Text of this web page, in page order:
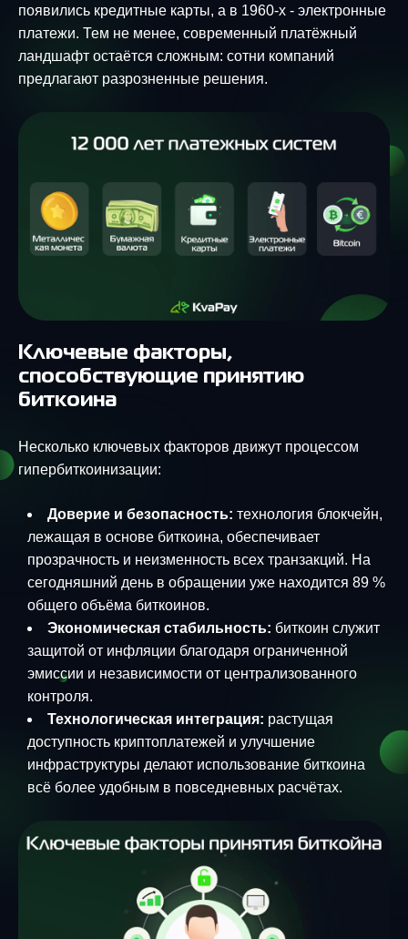
появились кредитные карты, а в 1960-х - электронные
платежи. Тем не менее, современный платёжный
ландшафт остаётся сложным: сотни компаний
предлагают разрозненные решения.
Ключевые факторы,
способствующие принятию
биткоина
Несколько ключевых факторов движут процессом
гипербиткоинизации:
Доверие и безопасность: технология блокчейн,
лежащая в основе биткоина, обеспечивает
прозрачность и неизменность всех транзакций. На
сегодняшний день в обращении уже находится 89 %
общего объёма биткоинов.
Экономическая стабильность: биткоин служит
защитой от инфляции благодаря ограниченной
эмиссии и независимости от централизованного
контроля.
Технологическая интеграция: растущая
доступность криптоплатежей и улучшение
инфраструктуры делают использование биткоина
всё более удобным в повседневных расчётах.